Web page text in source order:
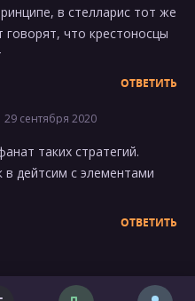
в стелларис тот же
говорят, что крестоносцы
ОТВЕТИТЬ
29 сентября 2020
таких стратегий.
в дейтсим с элементами
ОТВЕТИТЬ